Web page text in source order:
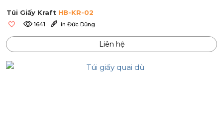
Túi Giấy Kraft HB-KR-02
1641 in Đức Dũng
Liên hệ